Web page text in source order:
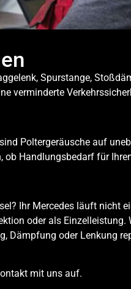
Spurstange,
verminderte
Poltergeräusche auf
Handlungsbedarf für
Ihr Mercedes läuft nicht
oder als Einzelleistung.
Dämpfung oder Lenkung
mit uns auf.